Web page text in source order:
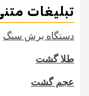
تبلیغات
دستگاه برش سنگ
طلا گشت
عجم گشت